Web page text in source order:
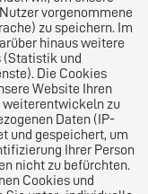
vorgenommene
zu speichern. Im
hinaus weitere
(Statistik und
Die Cookies
Website Ihren
weiterentwickeln zu
Daten (IP-
und gespeichert, um
Ihrer Person
nicht zu befürchten.
Cookies und